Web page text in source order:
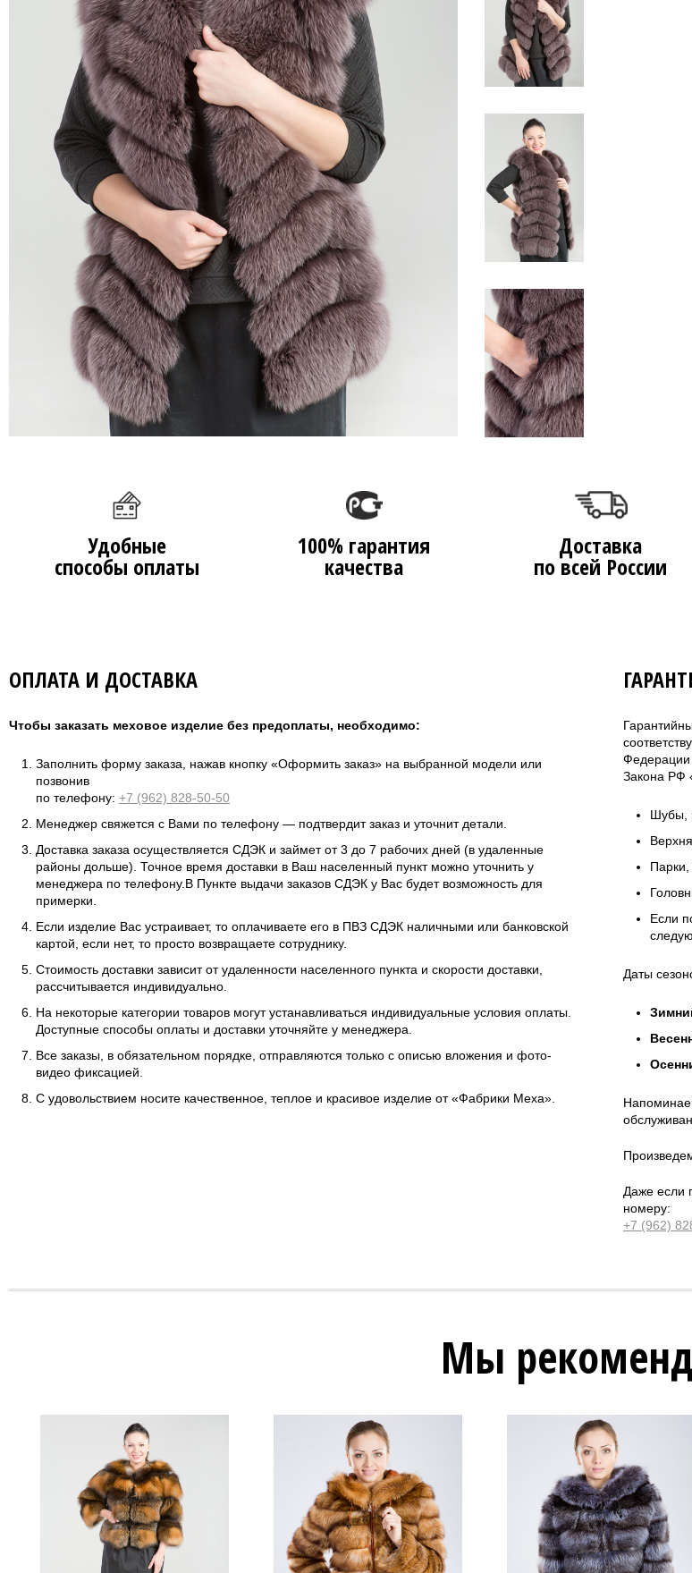
Удобные
способы оплаты
100% гарантия
качества
Доставка
по всей России
ОПЛАТА И ДОСТАВКА
Чтобы заказать меховое изделие без предоплаты, необходимо:
Заполнить форму заказа, нажав кнопку «Оформить заказ» на выбранной модели или
позвонив
по телефону: +7 (962) 828-50-50
Менеджер свяжется с Вами по телефону — подтвердит заказ и уточнит детали.
Доставка заказа осуществляется СДЭК и займет от 3 до 7 рабочих дней (в удаленные
районы дольше). Точное время доставки в Ваш населенный пункт можно уточнить у
менеджера по телефону.В Пункте выдачи заказов СДЭК у Вас будет возможность для
примерки.
Если изделие Вас устраивает, то оплачиваете его в ПВЗ СДЭК наличными или банковской
картой, если нет, то просто возвращаете сотруднику.
Стоимость доставки зависит от удаленности населенного пункта и скорости доставки,
рассчитывается индивидуально.
На некоторые категории товаров могут устанавливаться индивидуальные условия оплаты.
Доступные способы оплаты и доставки уточняйте у менеджера.
Все заказы, в обязательном порядке, отправляются только с описью вложения и фото-
видео фиксацией.
С удовольствием носите качественное, теплое и красивое изделие от «Фабрики Меха».
Федерации
Закона РФ
Шубы,
Парки,
Если
Даты
Даже если
номеру:
+7 (962)
Мы